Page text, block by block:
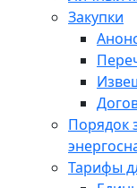
Закупки
Порядок
Тарифы